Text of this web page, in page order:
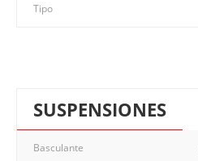
Tipo
SUSPENSIONES
Basculante